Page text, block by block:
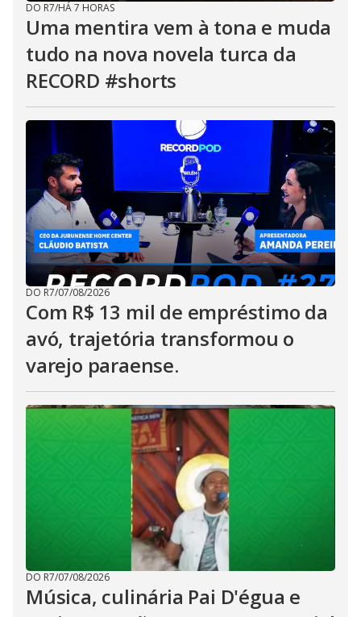
DO R7/HÁ 7 HORAS
Uma mentira vem à tona e muda
tudo na nova novela turca da
RECORD #shorts
DO R7/07/08/2026
Com R$ 13 mil de empréstimo da
avó, trajetória transformou o
varejo paraense.
DO R7/07/08/2026
Música, culinária Pai D'égua e